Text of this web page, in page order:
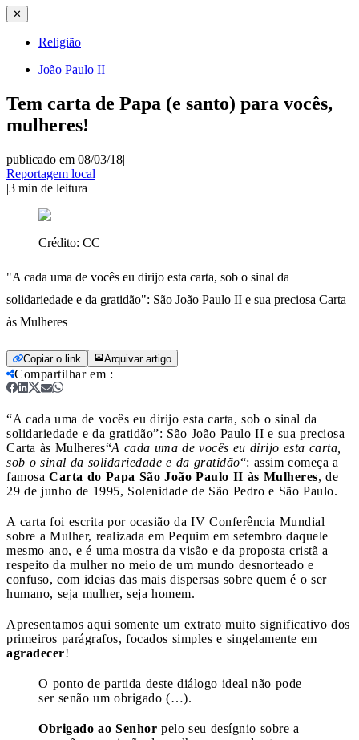
✕
Religião
João Paulo II
Tem carta de Papa (e santo) para vocês,
mulheres!
publicado em 08/03/18|
Reportagem local
|3 min de leitura
Crédito: CC
"A cada uma de vocês eu dirijo esta carta, sob o sinal da
solidariedade e da gratidão": São João Paulo II e sua preciosa Carta
às Mulheres
Copiar o link Arquivar artigo
Compartilhar em :
“A cada uma de vocês eu dirijo esta carta, sob o sinal da
solidariedade e da gratidão”: São João Paulo II e sua preciosa
Carta às Mulheres“A cada uma de vocês eu dirijo esta carta,
sob o sinal da solidariedade e da gratidão“: assim começa a
famosa Carta do Papa São João Paulo II às Mulheres, de
29 de junho de 1995, Solenidade de São Pedro e São Paulo.
A carta foi escrita por ocasião da IV Conferência Mundial
sobre a Mulher, realizada em Pequim em setembro daquele
mesmo ano, e é uma mostra da visão e da proposta cristã a
respeito da mulher no meio de um mundo desnorteado e
confuso, com ideias das mais dispersas sobre quem é o ser
humano, seja mulher, seja homem.
Apresentamos aqui somente um extrato muito significativo dos
primeiros parágrafos, focados simples e singelamente em
agradecer!
O ponto de partida deste diálogo ideal não pode
ser senão um obrigado (…).
Obrigado ao Senhor pelo seu desígnio sobre a